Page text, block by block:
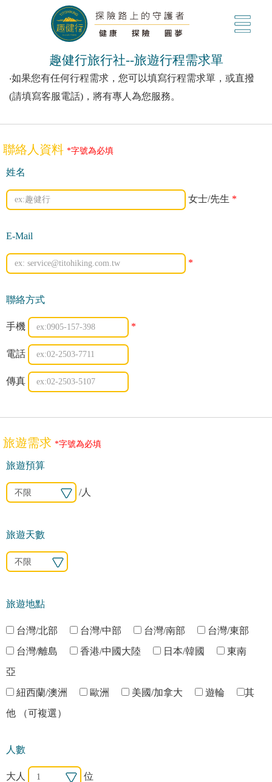
趣健行旅行社--旅遊行程需求單
‧如果您有任何行程需求，您可以填寫行程需求單，或直撥
(請填寫客服電話)，將有專人為您服務。
聯絡人資料 *字號為必填
姓名
女士/先生 *
E-Mail
*
聯絡方式
手機 *
電話
傳真
旅遊需求 *字號為必填
旅遊預算
/人
旅遊天數
旅遊地點
台灣/北部 台灣/中部 台灣/南部
台灣/東部
台灣/離島
香港/中國大陸 日本/韓國
東南
亞
紐西蘭/澳洲
歐洲 美國/加拿大 遊輪
其
他
（可複選）
人數
大人 位